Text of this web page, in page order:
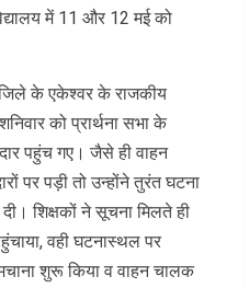
में 11 और 12 मई को
जिले के एकेश्वर के राजकीय
को प्रार्थना सभा के
पहुंच गए। जैसे ही वाहन
पर पड़ी तो उन्होंने तुरंत घटना
शिक्षकों ने सूचना मिलते ही
वही घटनास्थल पर
मचाना शुरू किया व वाहन चालक